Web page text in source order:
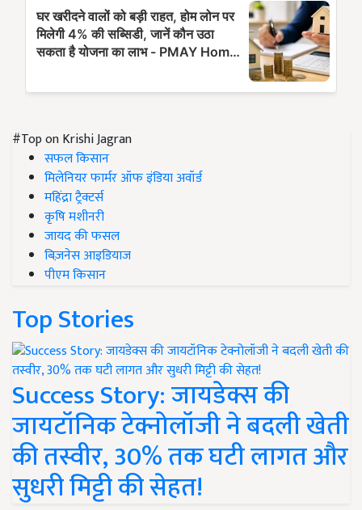
#Top on Krishi Jagran
सफल किसान
मिलेनियर फार्मर ऑफ इंडिया अवॉर्ड
महिंद्रा ट्रैक्टर्स
कृषि मशीनरी
जायद की फसल
बिज़नेस आइडियाज
पीएम किसान
Top Stories
Success Story: जायडेक्स की
जायटॉनिक टेक्नोलॉजी ने बदली खेती
की तस्वीर, 30% तक घटी लागत और
सुधरी मिट्टी की सेहत!